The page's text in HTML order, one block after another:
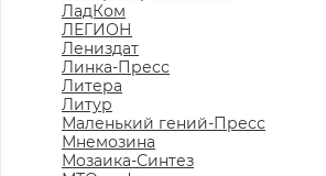
ЛадКом
ЛЕГИОН
Лениздат
Линка-Пресс
Литера
Литур
Маленький гений-Пресс
Мнемозина
Мозаика-Синтез